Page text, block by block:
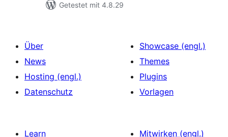
Getestet mit 4.8.29
Über
News
Hosting (engl.)
Datenschutz
Showcase (engl.)
Themes
Plugins
Vorlagen
Learn
Mitwirken (engl.)